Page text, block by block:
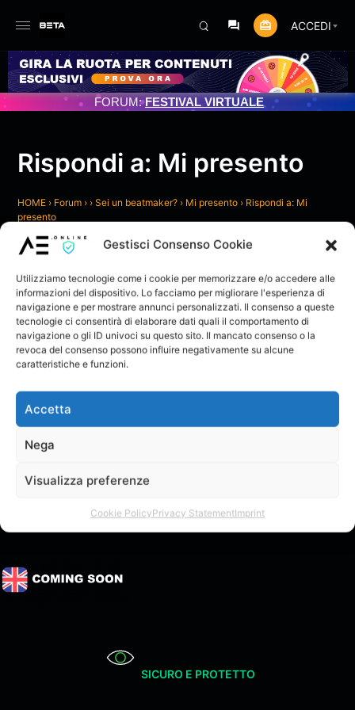
Gestisci Consenso Cookie
Utilizziamo tecnologie come i cookie per memorizzare e/o accedere alle
informazioni del dispositivo. Lo facciamo per migliorare l'esperienza di
navigazione e per mostrare annunci personalizzati. Il consenso a queste
tecnologie ci consentirà di elaborare dati quali il comportamento di
navigazione o gli ID univoci su questo sito. Il mancato consenso o la
revoca del consenso possono influire negativamente su alcune
caratteristiche e funzioni.
Accetta
Nega
Visualizza preferenze
Cookie PolicyPrivacy StatementImprint
ACCEDI
3/07/2025
FORUM:FESTIVAL VIRTUALE
Rispondi a: Mi presento
HOME › Forum › › Sei un beatmaker? › Mi presento › Rispondi a: Mi
presento
6 Ottobre 2022 alle 12:55
#10544
LIVELLO:
Fai clic per accettare i cookie di
marketing e abilitare questo
contenuto
@ Copyright 2023 Artisti Emergenti. All Rights Reserved
SICURO E PROTETTO